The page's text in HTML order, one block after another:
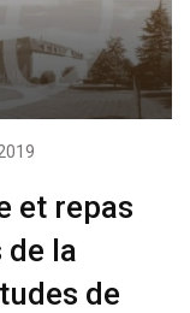
et repas
de la
de